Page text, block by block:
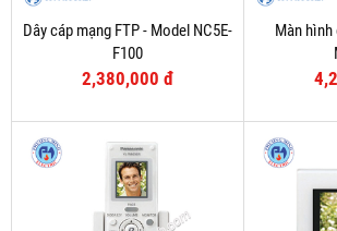
Dây cáp mạng FTP - Model NC5E-
F100
2,380,000 đ
Màn